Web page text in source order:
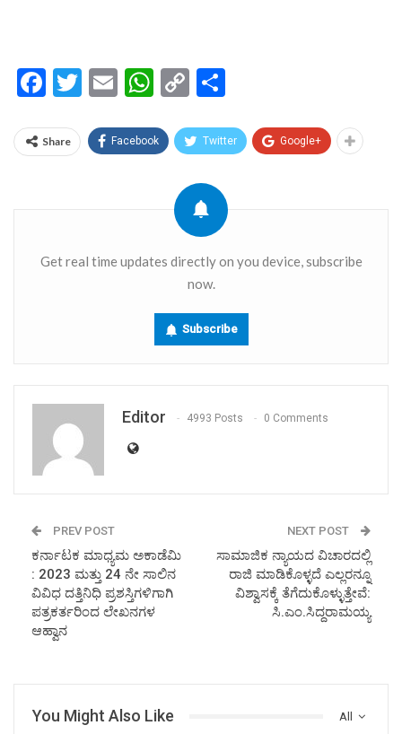
Facebook
Twitter
EmailWhatsApp
Copy
Share Facebook Twitter Google+
Get real time updates directly on you device, subscribe
now.
Subscribe
Editor 4993 Posts 0 Comments
PREV POST
ಕರ್ನಾಟಕ ಮಾಧ್ಯಮ ಅಕಾಡೆಮಿ
: 2023 ಮತ್ತು 24 ನೇ ಸಾಲಿನ
ವಿವಿಧ ದತ್ತಿನಿಧಿ ಪ್ರಶಸ್ತಿಗಳಿಗಾಗಿ
ಪತ್ರಕರ್ತರಿಂದ ಲೇಖನಗಳ
ಆಹ್ವಾನ
NEXT POST
ಸಾಮಾಜಿಕ ನ್ಯಾಯದ ವಿಚಾರದಲ್ಲಿ
ರಾಜಿ ಮಾಡಿಕೊಳ್ಳದೆ ಎಲ್ಲರನ್ನೂ
ವಿಶ್ವಾಸಕ್ಕೆ ತೆಗೆದುಕೊಳ್ಳುತ್ತೇವೆ:
ಸಿ.ಎಂ.ಸಿದ್ದರಾಮಯ್ಯ
All
You Might Also Like